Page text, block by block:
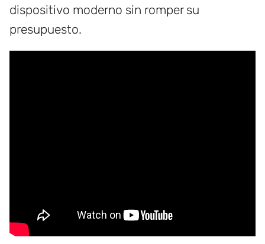
dispositivo moderno sin romper su
presupuesto.